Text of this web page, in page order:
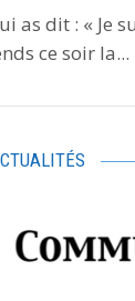
as dit : « Je
ce soir la...